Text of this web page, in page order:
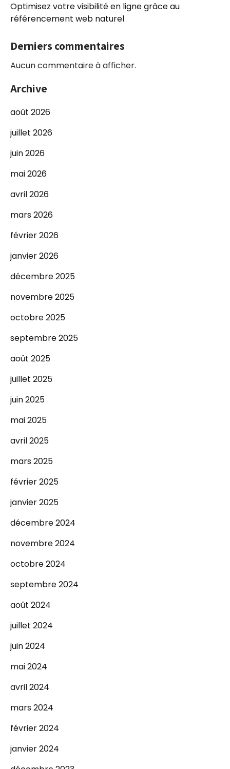
Optimisez votre visibilité en ligne grâce au
référencement web naturel
Derniers commentaires
Aucun commentaire à afficher.
Archive
août 2026
juillet 2026
juin 2026
mai 2026
avril 2026
mars 2026
février 2026
janvier 2026
décembre 2025
novembre 2025
octobre 2025
septembre 2025
août 2025
juillet 2025
juin 2025
mai 2025
avril 2025
mars 2025
février 2025
janvier 2025
décembre 2024
novembre 2024
octobre 2024
septembre 2024
août 2024
juillet 2024
juin 2024
mai 2024
avril 2024
mars 2024
février 2024
janvier 2024